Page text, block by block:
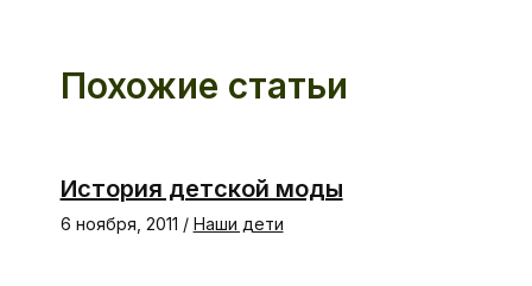
Похожие статьи
История детской моды
6 ноября, 2011 / Наши дети